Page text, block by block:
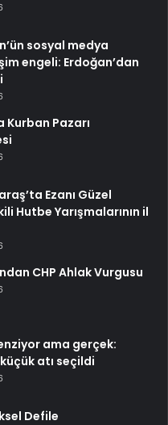
sosyal medya
engeli: Erdoğan’dan
Kurban Pazarı
Ezanı Güzel
Hutbe Yarışmalarının il
CHP Ahlak Vurgusu
ama gerçek:
atı seçildi
Defile